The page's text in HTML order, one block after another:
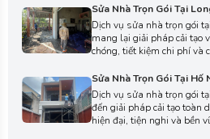
phương án thi công phù
Sửa Nhà Trọn Gói Tại
Dịch vụ sửa nhà trọn gói
mang lại giải pháp cải tạo
chóng, tiết kiệm chi phí và
nghiệp tư vấn thiết kế và
của bạn.
Sửa Nhà Trọn Gói Tại Hố
Dịch vụ sửa nhà trọn gói
đến giải pháp cải tạo toàn
hiện đại, tiện nghi và bền